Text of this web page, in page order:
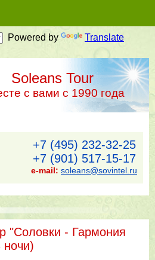
Powered by Translate
Soleans Tour
с вами с 1990 года
+7 (495) 232-32-25
+7 (901) 517-15-17
e-mail: soleans@sovintel.ru
"Соловки - Гармония